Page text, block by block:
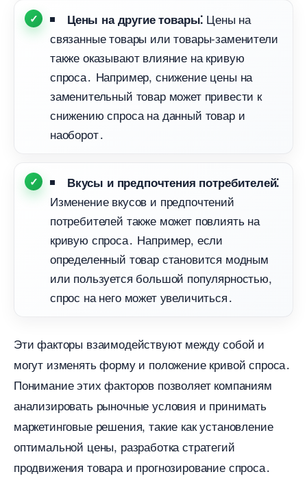
Цены на другие товары⁚ Цены на
связанные товары или товары-заменители
также оказывают влияние на кривую
спроса․ Например, снижение цены на
заменительный товар может привести к
снижению спроса на данный товар и
наоборот․
кусы и предпочтения потребителей⁚
Изменение вкусов и предпочтений
потребителей также может повлиять на
кривую спроса․ Например, если
определенный товар становится модным
или пользуется большой популярностью,
спрос на него может увеличиться․
Эти факторы взаимодействуют между собой и
могут изменять форму и положение кривой спроса․
Понимание этих факторов позволяет компаниям
анализировать рыночные условия и принимать
маркетинговые решения, такие как установление
оптимальной цены, разработка стратегий
продвижения товара и прогнозирование спроса․